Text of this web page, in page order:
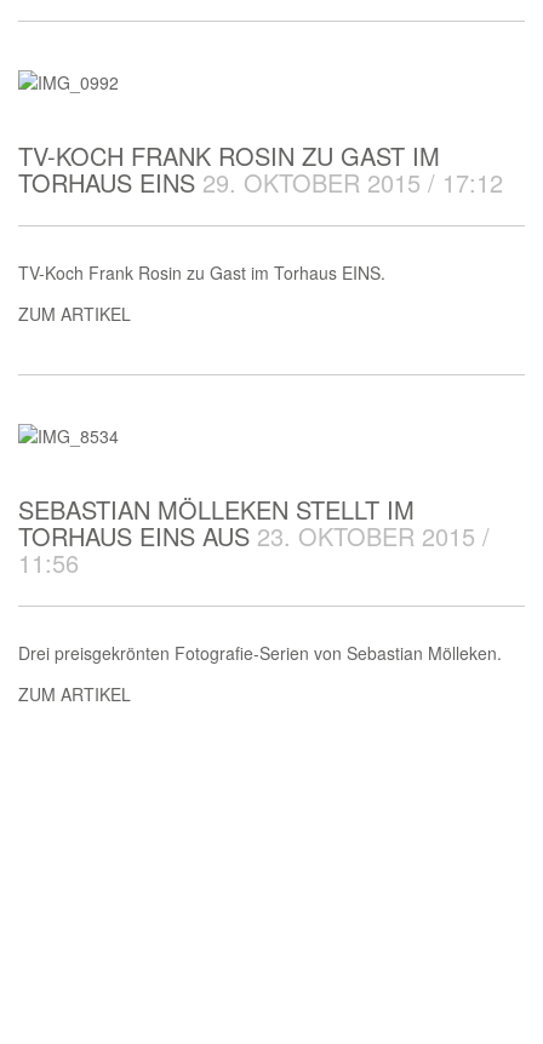
TV-KOCH FRANK ROSIN ZU GAST IM
TORHAUS EINS 29. OKTOBER 2015 / 17:12
TV-Koch Frank Rosin zu Gast im Torhaus EINS.
ZUM ARTIKEL
SEBASTIAN MÖLLEKEN STELLT IM
TORHAUS EINS AUS 23. OKTOBER 2015 /
11:56
Drei preisgekrönten Fotografie-Serien von Sebastian Mölleken.
ZUM ARTIKEL